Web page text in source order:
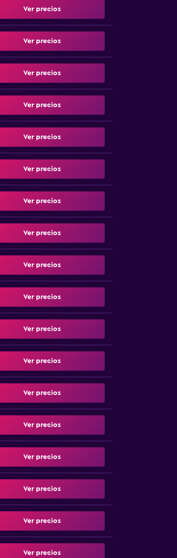
Ver precios
Ver precios
Ver precios
Ver precios
Ver precios
Ver precios
Ver precios
Ver precios
Ver precios
Ver precios
Ver precios
Ver precios
Ver precios
Ver precios
Ver precios
Ver precios
Ver precios
Ver precios